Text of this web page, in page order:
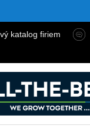
katalog firiem